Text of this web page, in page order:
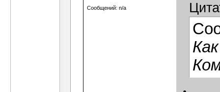
Сообщений: n/a